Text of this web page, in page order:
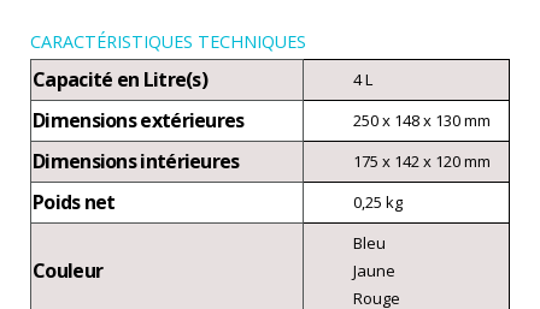
CARACTÉRISTIQUES TECHNIQUES
Capacité en Litre(s) 4 L
Dimensions extérieures 250 x 148 x 130 mm
Dimensions intérieures 175 x 142 x 120 mm
Poids net 0,25 kg
Couleur
Bleu
Jaune
Rouge